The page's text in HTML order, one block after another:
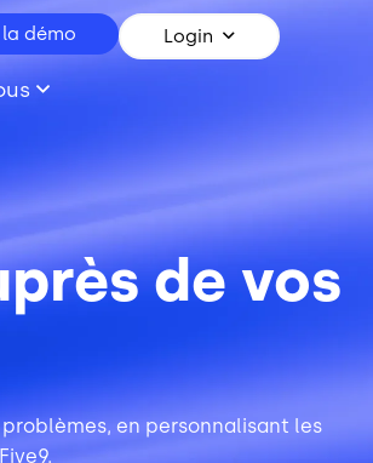
démo Login
de vos
en personnalisant les